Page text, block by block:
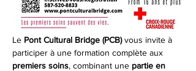
Le Pont Cultural Bridge (PCB) vous invite à
participer à une formation complète aux
premiers soins, combinant une partie en